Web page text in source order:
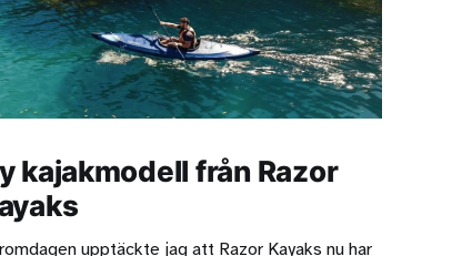
kajakmodell från Razor
upptäckte jag att Razor Kayaks nu har